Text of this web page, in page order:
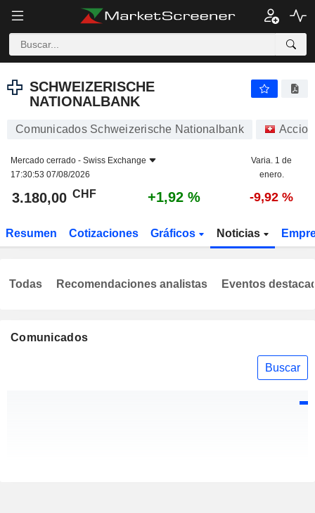
SCHWEIZERISCHE
NATIONALBANK
Comunicados Schweizerische Nationalbank
Mercado cerrado - Swiss Exchange
17:30:53 07/08/2026
Varia. 1 de
enero.
3.180,00 CHF +1,92 % -9,92 %
Resumen Cotizaciones Gráficos Noticias
Comunicados
Buscar
Todas Recomendaciones analistas Eventos